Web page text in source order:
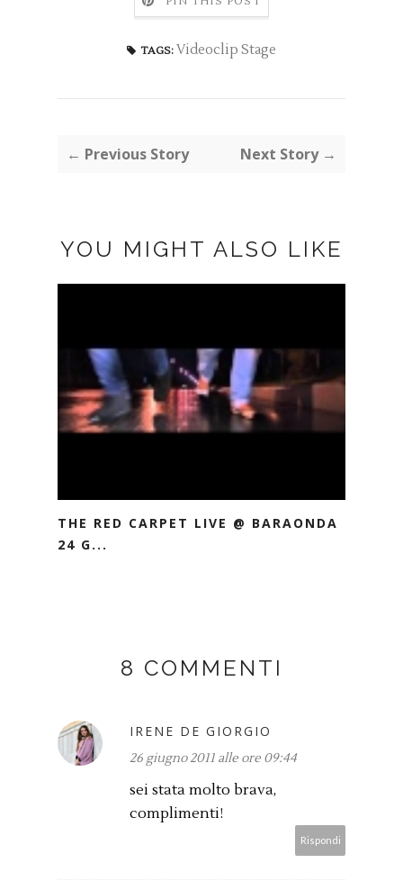
TAGS: Videoclip Stage
← Previous Story Next Story →
YOU MIGHT ALSO LIKE
THE RED CARPET LIVE @ BARAONDA
24 G...
8 COMMENTI
IRENE DE GIORGIO
26 giugno 2011 alle ore 09:44
sei stata molto brava,
complimenti!
Rispondi